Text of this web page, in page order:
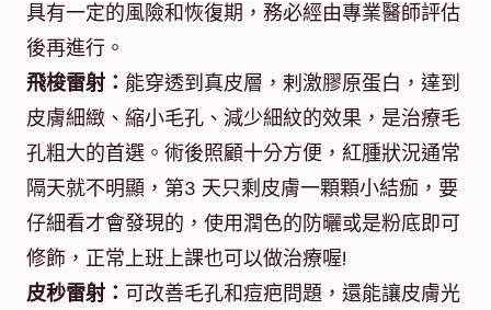
具有一定的風險和恢復期，務必經由專業醫師評估
後再進行。
飛梭雷射： 能穿透到真皮層，剌激膠原蛋白，達到
皮膚細緻、縮小毛孔、減少細紋的效果，是治療毛
孔粗大的首選。術後照顧十分方便，紅腫狀況通常
隔天就不明顯，第3 天只剩皮膚一顆顆小結痂，要
仔細看才會發現的，使用潤色的防曬或是粉底即可
修飾，正常上班上課也可以做治療喔!
皮秒雷射： 可改善毛孔和痘疤問題，還能讓皮膚光